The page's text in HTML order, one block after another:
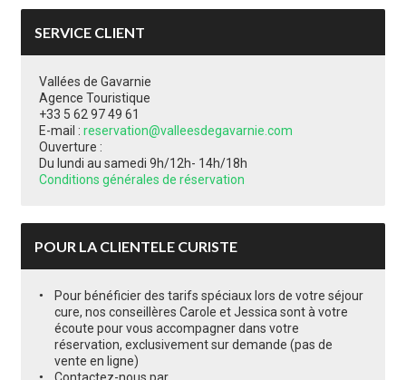
SERVICE CLIENT
Vallées de Gavarnie
Agence Touristique
+33 5 62 97 49 61
E-mail : reservation@valleesdegavarnie.com
Ouverture :
Du lundi au samedi 9h/12h- 14h/18h
Conditions générales de réservation
POUR LA CLIENTELE CURISTE
Pour bénéficier des tarifs spéciaux lors de votre séjour
cure, nos conseillères Carole et Jessica sont à votre
écoute pour vous accompagner dans votre
réservation, exclusivement sur demande (pas de
vente en ligne)